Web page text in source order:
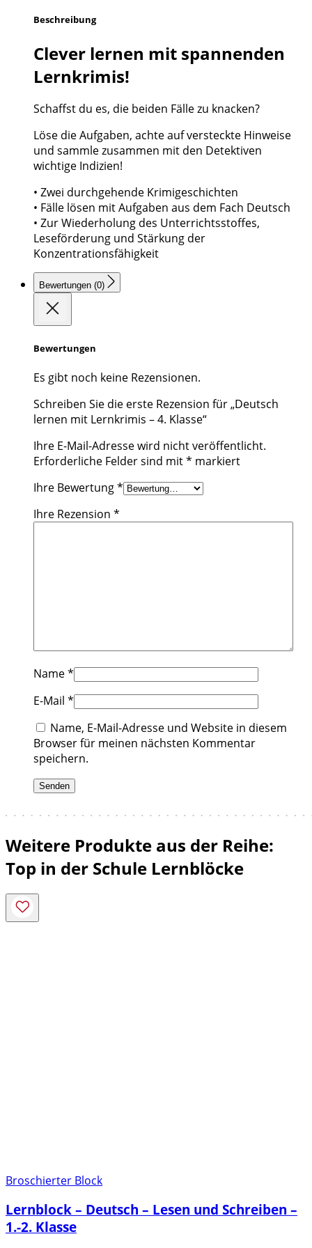
Beschreibung
Clever lernen mit spannenden
Lernkrimis!
Schaffst du es, die beiden Fälle zu knacken?
Löse die Aufgaben, achte auf versteckte Hinweise
und sammle zusammen mit den Detektiven
wichtige Indizien!
• Zwei durchgehende Krimigeschichten
• Fälle lösen mit Aufgaben aus dem Fach Deutsch
• Zur Wiederholung des Unterrichtsstoffes,
Leseförderung und Stärkung der
Konzentrationsfähigkeit
Bewertungen (0)
Bewertungen
Es gibt noch keine Rezensionen.
Schreiben Sie die erste Rezension für „Deutsch
lernen mit Lernkrimis – 4. Klasse“
Ihre E-Mail-Adresse wird nicht veröffentlicht.
Erforderliche Felder sind mit* markiert
Ihre Bewertung*
Ihre Rezension *
Name*
E-Mail *
Name, E-Mail-Adresse und Website in diesem
Browser für meinen nächsten Kommentar
speichern.
Weitere Produkte aus der Reihe:
Top in der Schule Lernblöcke
Broschierter Block
Lernblock – Deutsch – Lesen und Schreiben –
1.-2. Klasse